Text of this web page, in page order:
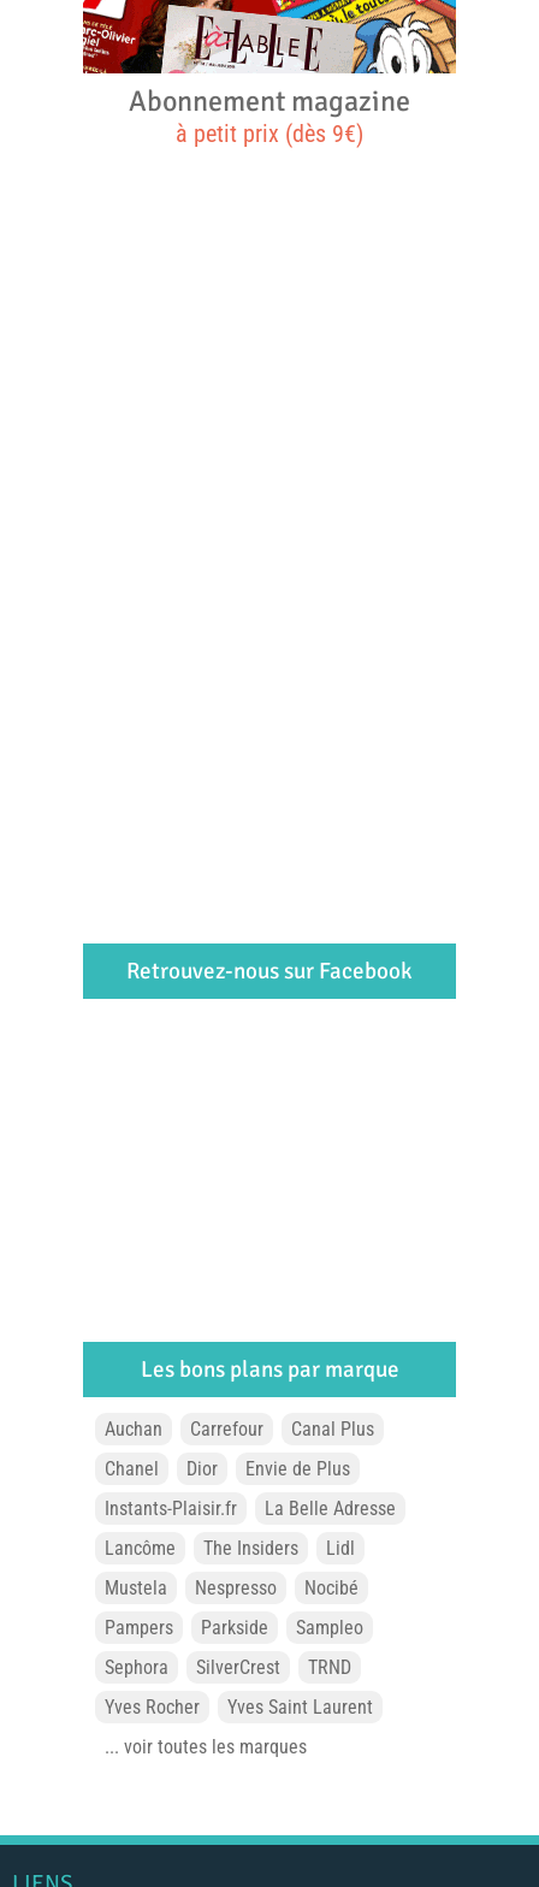
Abonnement magazine
à petit prix (dès 9€)
Retrouvez-nous sur Facebook
Les bons plans par marque
Auchan Carrefour
Canal Plus
Chanel
Dior
Envie de Plus
Instants-Plaisir.fr
La Belle Adresse
Lancôme
The Insiders
Lidl
Mustela
Nespresso
Nocibé
Pampers
Parkside
Sampleo
Sephora
SilverCrest
TRND
Yves Rocher
Yves Saint Laurent
... voir toutes les marques